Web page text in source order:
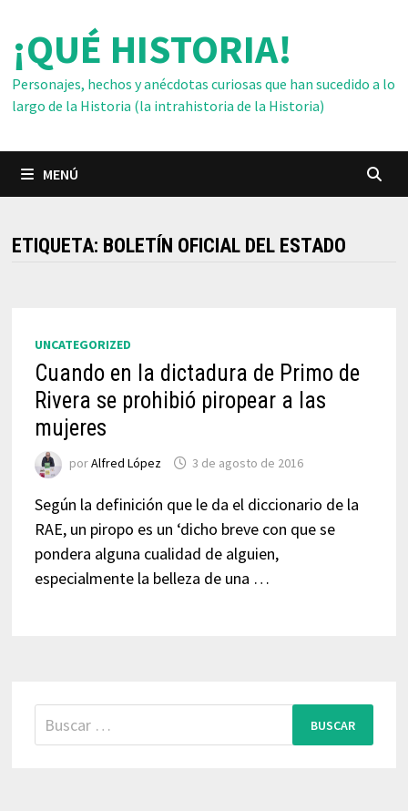
contenido
¡QUÉ HISTORIA!
Personajes, hechos y anécdotas curiosas que han sucedido a lo
largo de la Historia (la intrahistoria de la Historia)
MENÚ
ETIQUETA: BOLETÍN OFICIAL DEL ESTADO
UNCATEGORIZED
Cuando en la dictadura de Primo de
Rivera se prohibió piropear a las
mujeres
porAlfred López 3 de agosto de 2016
Según la definición que le da el diccionario de la
RAE, un piropo es un ‘dicho breve con que se
pondera alguna cualidad de alguien,
especialmente la belleza de una …
Buscar: